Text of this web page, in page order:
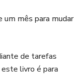
um mês para mudar
de tarefas
livro é para